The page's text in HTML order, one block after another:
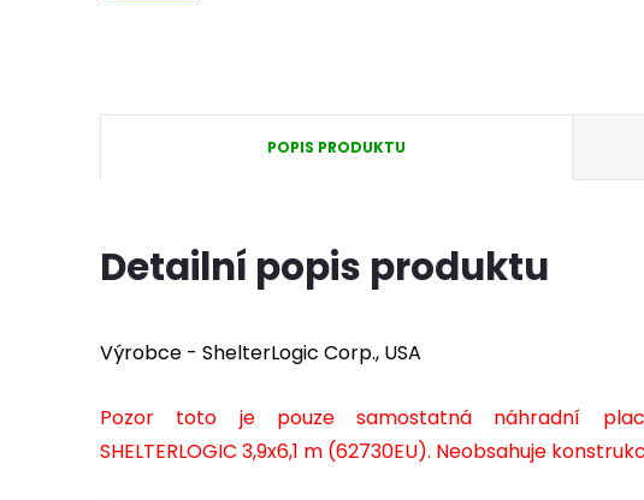
POPIS PRODUKTU
Detailní popis produktu
Výrobce - ShelterLogic Corp., USA
Pozor toto je pouze samostatná náhradní
SHELTERLOGIC 3,9x6,1 m (62730EU). Neobsahuje